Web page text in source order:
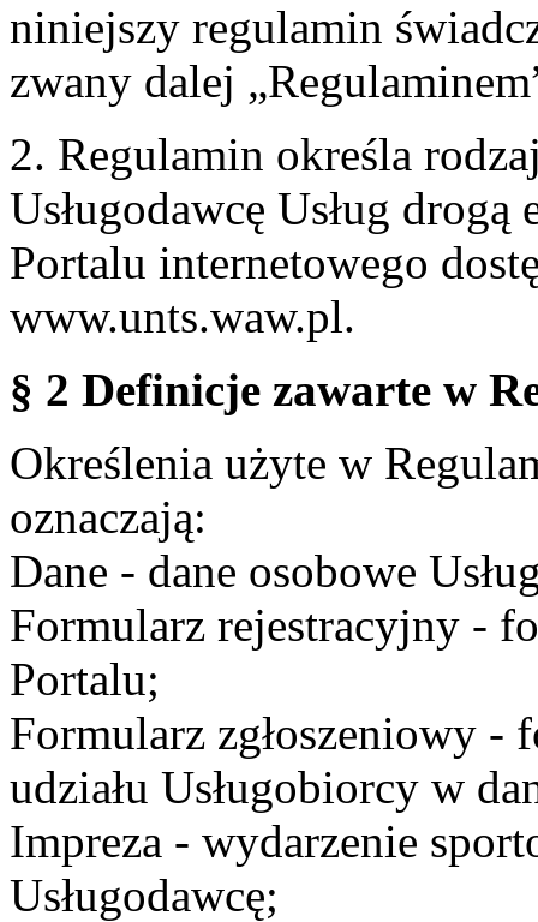
niniejszy regulamin
zwany dalej
2. Regulamin określa
Usługodawcę Usług
Portalu internetowego
www.unts.waw.pl.
§ 2 Definicje zawarte w
Określenia użyte w
oznaczają:
Dane - dane osobowe
Formularz rejestracyjny -
Portalu;
Formularz zgłoszeniowy -
udziału Usługobiorcy w
Impreza - wydarzenie
Usługodawcę;